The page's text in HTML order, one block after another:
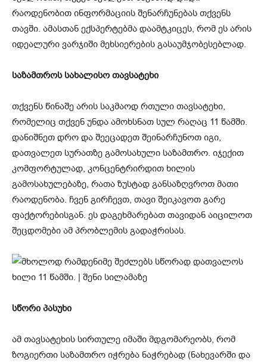
რაოდენობით ინფორმაციის შენარჩუნებას თქვენს
თავში. ამასთან ექსპერტებმა დაამტკიცეს, რომ ეს არის
იდეალური ვარჯიში მეხსიერების გასაუმჯობესებლად.
საზამთროს სახალისო თავსატეხი
თქვენს წინაშე არის საკმაოდ რთული თავსატეხი,
რომელიც თქვენ უნდა ამოხსნათ სულ რაღაც 11 წამში.
დანიშნეთ დრო და შეეცადეთ შეინარჩუნოთ იგი,
დათვალეთ სურათზე გამოსახული საზამთრო. იჯექით
კომფორტულად, კონცენტრირდით ხილის
გამოსახულებაზე, რათა ზუსტად განსაზღვროთ მათი
რაოდენობა. ჩვენ გირჩევთ, თავი შეიკავოთ გარე
ფაქტორებისგან. ეს დაგეხმარებათ თავიდან აიცილოთ
შეცდომები ამ პრობლემის გადაჭრისას.
სწორი პასუხი
ამ თავსატეხის სირთულე იმაში მდგომარეობს, რომ
ზოგიერთი საზამთრო იჭრება ნაჭრებად (ნახევარში და